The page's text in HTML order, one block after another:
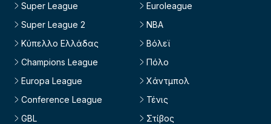
Super League
Super League 2
Κύπελλο Ελλάδας
Champions League
Europa League
Conference League
GBL
Euroleague
NBA
Βόλεϊ
Πόλο
Χάντμπολ
Τένις
Στίβος